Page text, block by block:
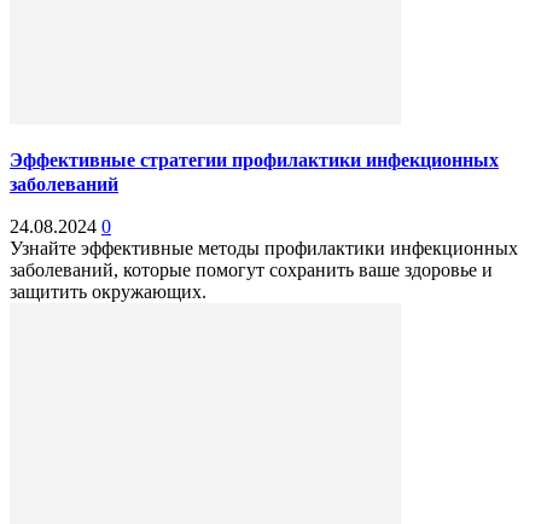
Эффективные стратегии профилактики инфекционных
заболеваний
24.08.2024 0
Узнайте эффективные методы профилактики инфекционных
заболеваний, которые помогут сохранить ваше здоровье и
защитить окружающих.